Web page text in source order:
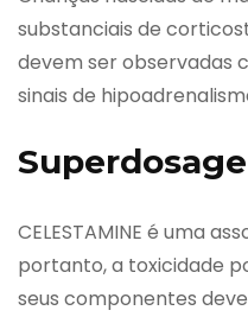
substanciais de
devem ser observadas
sinais de
CELESTAMINE é uma
portanto, a toxicidade
seus componentes